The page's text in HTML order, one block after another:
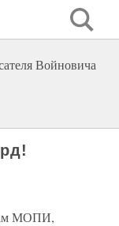
Войновича
МОПИ,